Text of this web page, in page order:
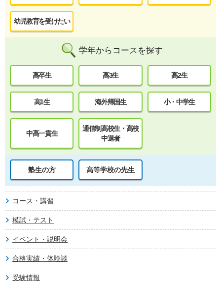
幼児教育を受けたい
学年からコースを探す
高卒生 高3生 高2生
高1生 海外帰国生 小・中学生
中高一貫生
通信制高校生・高校
中退者
塾生の方 高等学校の先生
コース・講習
模試・テスト
イベント・説明会
合格実績・体験談
受験情報